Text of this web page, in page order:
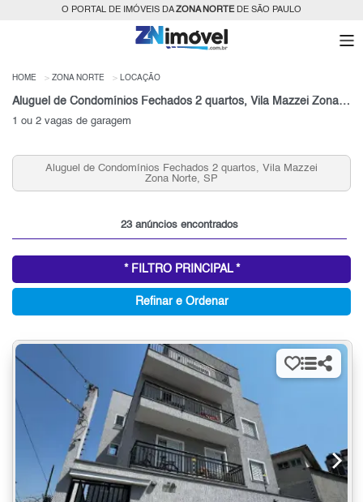
O PORTAL DE IMÓVEIS DAZONA NORTEDE SÃO PAULO
HOME ZONA NORTE LOCAÇÃO
Aluguel de Condomínios Fechados 2 quartos, Vila Mazzei Zona Norte, SP
1 ou 2 vagas de garagem
Aluguel de Condomínios Fechados 2 quartos, Vila Mazzei
Zona Norte, SP
23 anúncios encontrados
* FILTRO PRINCIPAL *
Refinar e Ordenar